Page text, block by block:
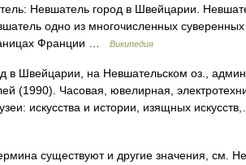
Невшатель город в Швейцарии.
одно из многочисленных суверенных
Франции …
Википедия
в Швейцарии, на Невшательском оз.,
(1990). Часовая, ювелирная,
искусства и истории, изящных
существуют и другие значения, см.